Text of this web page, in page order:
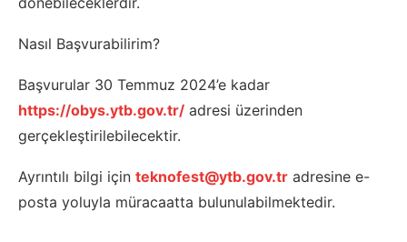
Nasıl Başvurabilirim?
Başvurular 30 Temmuz 2024’e kadar
https://obys.ytb.gov.tr/ adresi üzerinden
gerçekleştirilebilecektir.
Ayrıntılı bilgi için teknofest@ytb.gov.tr adresine e-
posta yoluyla müracaatta bulunulabilmektedir.